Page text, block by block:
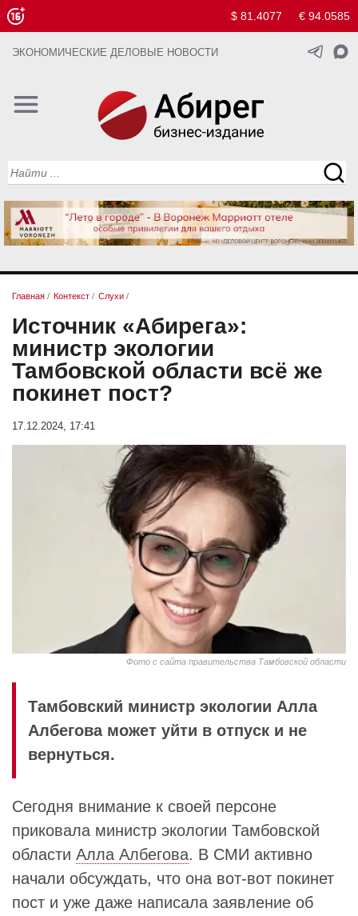
$ 81.4077 € 94.0585
ЭКОНОМИЧЕСКИЕ ДЕЛОВЫЕ НОВОСТИ
Главная / Контекст / Слухи /
Источник «Абирега»:
министр экологии
Тамбовской области всё же
покинет пост?
17.12.2024, 17:41
Фото с сайта правительства Тамбовской области
Тамбовский министр экологии Алла
Албегова может уйти в отпуск и не
вернуться.
Сегодня внимание к своей персоне
приковала министр экологии Тамбовской
области Алла Албегова. В СМИ активно
начали обсуждать, что она вот-вот покинет
пост и уже даже написала заявление об